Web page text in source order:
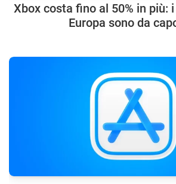
Xbox costa fino al 50% in più:
Europa sono da